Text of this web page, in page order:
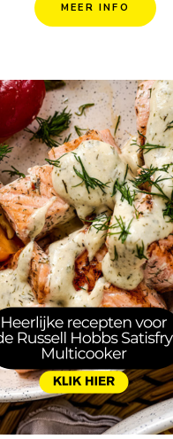
MEER INFO